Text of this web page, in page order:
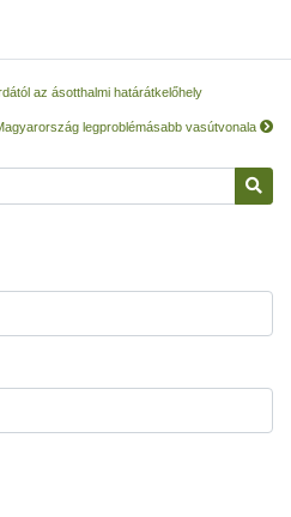
az ásotthalmi határátkelőhely
legproblémásabb vasútvonala